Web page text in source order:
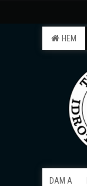
HEM
DAM A